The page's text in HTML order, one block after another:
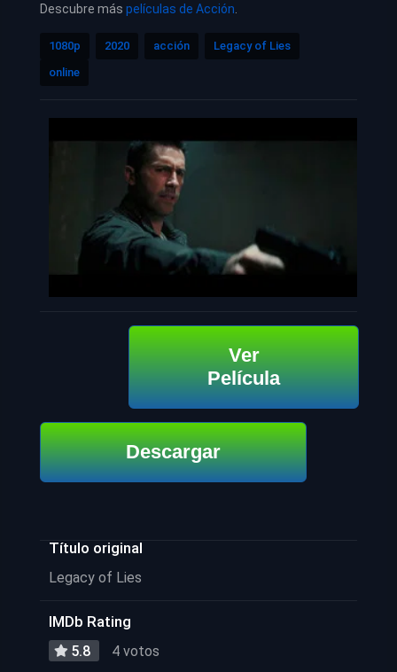
Descubre más películas de Acción
1080p 2020 acción
Legacy of Lies
online
Ver
Película
Descargar
Título original
Legacy of Lies
IMDb Rating
5.8 4 votos